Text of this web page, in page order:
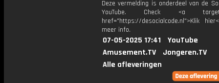
Deze vermelding is onderdeel van de
YouTube. Check <a
href="https://desocialcode.nl">Klik
meer info.
07-05-2025 17:41
YouTube
Amusement.TV
Jongeren.TV
Alle afleveringen